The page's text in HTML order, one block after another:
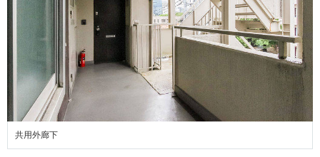
共用外廊下